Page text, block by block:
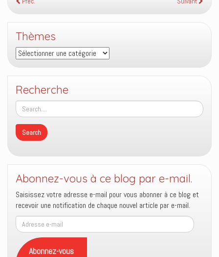
Thèmes
Thèmes
Recherche
Abonnez-vous à ce blog par e-mail.
Saisissez votre adresse e-mail pour vous abonner à ce blog et
recevoir une notification de chaque nouvel article par e-mail.
Adresse
e-
mail
Abonnez-vous